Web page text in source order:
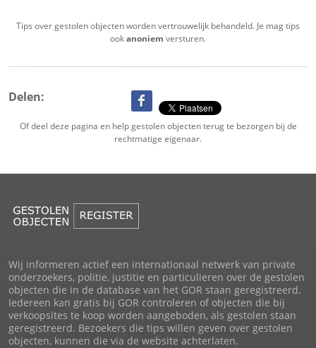
Tips over gestolen objecten worden vertrouwelijk behandeld. Je mag tips
ookanoniem versturen.
Delen:
Of deel deze pagina en help gestolen objecten terug te bezorgen bij de
rechtmatige eigenaar.
Wij informeren actief een internationaal netwerk van private
onderzoekers, politie, justitie en particulieren over de gestolen
objecten die in de database van het GOR staan geregistreerd.
Iedereen kan gratis bij GOR controleren of objecten die bij
verkoopsites te koop worden aangeboden, als gestolen staan
geregistreerd. Bezoekers die tips willen geven over gestolen
objecten, kunnen die via de website achterlaten.